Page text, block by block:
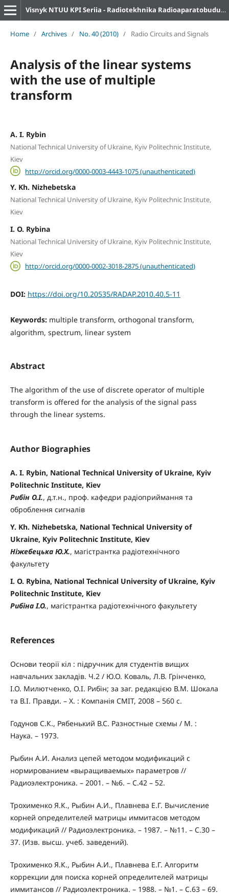
Visnyk NTUU KPI Seriia - Radiotekhnika Radioaparatobuduvannia
Home / Archives / No. 40 (2010) / Radio Circuits and Signals
Analysis of the linear systems
with the use of multiple
transform
A. I. Rybin
National Technical University of Ukraine, Kyiv Politechnic Institute,
Kiev
http://orcid.org/0000-0003-4443-1075 (unauthenticated)
Y. Kh. Nizhebetska
National Technical University of Ukraine, Kyiv Politechnic Institute,
Kiev
I. O. Rybina
National Technical University of Ukraine, Kyiv Politechnic Institute,
Kiev
http://orcid.org/0000-0002-3018-2875 (unauthenticated)
DOI: https://doi.org/10.20535/RADAP.2010.40.5-11
Keywords: multiple transform, orthogonal transform,
algorithm, spectrum, linear system
Abstract
The algorithm of the use of discrete operator of multiple
transform is offered for the analysis of the signal pass
through the linear systems.
Author Biographies
A. I. Rybin, National Technical University of Ukraine, Kyiv
Politechnic Institute, Kiev
Рибін О.І., д.т.н., проф. кафедри радіоприймання та
оброблення сигналів
Y. Kh. Nizhebetska, National Technical University of
Ukraine, Kyiv Politechnic Institute, Kiev
Ніжебецька Ю.Х., магістрантка радіотехнічного
факультету
I. O. Rybina, National Technical University of Ukraine, Kyiv
Politechnic Institute, Kiev
Рибіна І.О., магістрантка радіотехнічного факультету
References
Основи теорії кіл : підручник для студентів вищих
навчальних закладів. Ч.2 / Ю.О. Коваль, Л.В. Грінченко,
І.О. Милютченко, О.І. Рибін; за заг. редакцією В.М. Шокала
та В.І. Правди. – Х. : Компанія СМІТ, 2008 – 560 с.
Годунов С.К., Рябенький В.С. Разностные схемы / М. :
Наука. – 1973.
Рыбин А.И. Анализ цепей методом модификаций с
нормированием «выращиваемых» параметров //
Радиоэлектроника. – 2001. – №6. – С.42 – 52.
Трохименко Я.К., Рыбин А.И., Плавнева Е.Г. Вычисление
корней определителей матрицы иммитасов методом
модификаций // Радиоэлектроника. – 1987. – №11. – С.30 –
37. (Изв. высш. учеб. заведений).
Трохименко Я.К., Рыбин А.И., Плавнева Е.Г. Алгоритм
коррекции для поиска корней определителей матрицы
иммитансов // Радиоэлектроника. – 1988. – №1. – С.63 – 69.